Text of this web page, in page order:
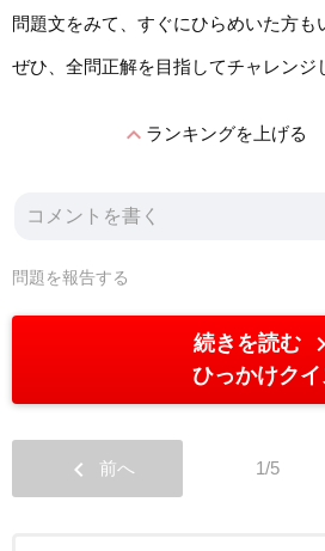
問題文をみて、すぐにひらめいた方も
ぜひ、全問正解を目指してチャレンジ
expand_lessランキングを上げる
問題を報告する
続きを読む chevron_right
ひっかけク
chevron_left 前へ 1/5